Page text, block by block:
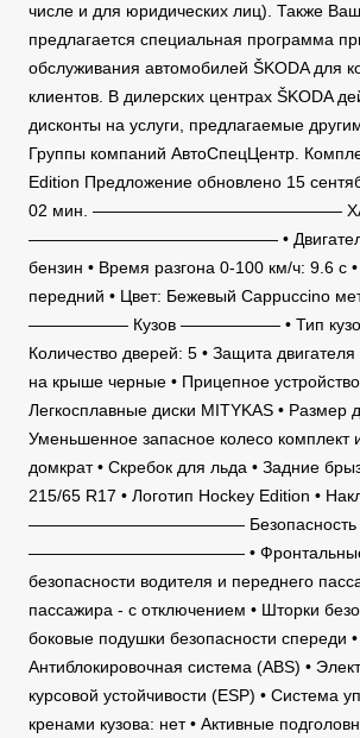
числе и для юридических лиц). Также
предлагается специальная программа
обслуживания автомобилей ŠKODA для
клиентов. В дилерских центрах ŠKODA
дисконты на услуги, предлагаемые
Группы компаний АвтоСпецЦентр.
Edition Предложение обновлено 15
02 мин. ———————————————
——————————————— • Двигатель
бензин • Время разгона 0-100 км/ч: 9.6 c
передний • Цвет: Бежевый Cappuccino
—————— Кузов —————— • Тип
Количество дверей: 5 • Защита двигателя
на крыше черные • Прицепное
Легкосплавные диски MITYKAS • Размер
Уменьшенное запасное колесо комплект
домкрат • Скребок для льда • Задние
215/65 R17 • Логотип Hockey Edition •
————————————— Безопасность
————————————— • Фронтальные
безопасности водителя и переднего
пассажира - с отключением • Шторки
боковые подушки безопасности спереди •
Антиблокировочная система (ABS) •
курсовой устойчивости (ESP) • Система
кренами кузова: нет • Активные